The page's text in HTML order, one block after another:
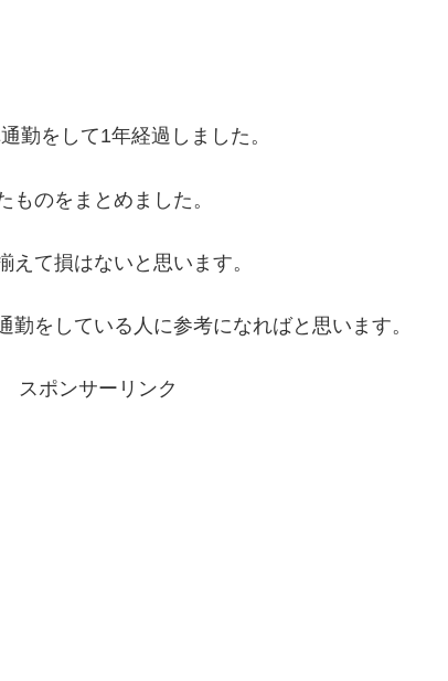
勤をして1年経過しました。
のをまとめました。
て損はないと思います。
をしている人に参考になればと思います。
スポンサーリンク